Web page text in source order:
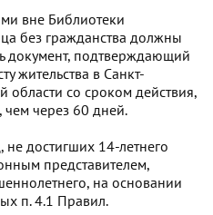
вне Библиотеки
без гражданства должны
документ, подтверждающий
жительства в Санкт-
области со сроком действия,
через 60 дней.
не достигших 14-летнего
представителем,
на основании
п. 4.1 Правил.